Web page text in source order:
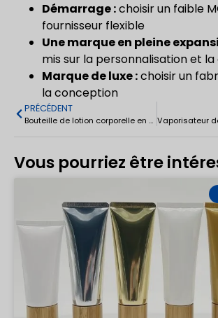
Démarrage :choisir un faible
fournisseur flexible
Une marque en pleine
mis sur la personnalisation et
Marque de luxe :choisir un
la conception
PRÉCÉDENT
Bouteille de lotion corporelle en plastique noir avec pompe à vide et sans air 5-20ml
Vous pourriez être